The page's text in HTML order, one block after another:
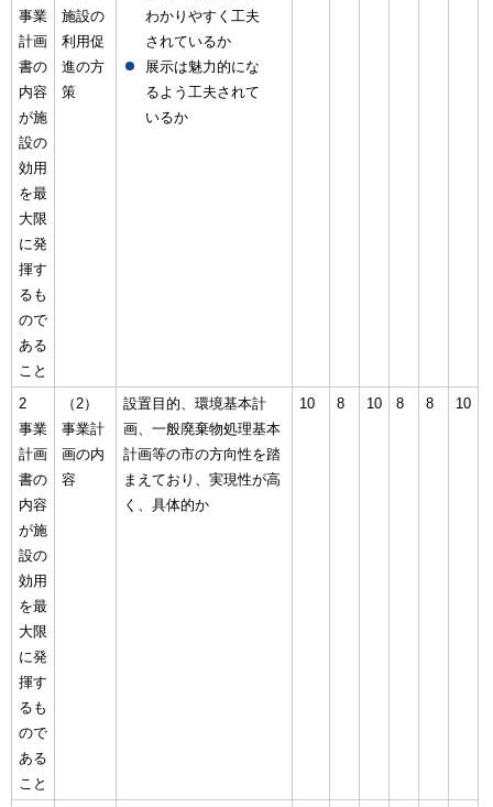
事業
計画
書の
内容
が施
設の
効用
を最
大限
に発
揮す
るも
ので
ある
こと
施設の
利用促
進の方
策
わかりやすく工夫
されているか
展示は魅力的にな
るよう工夫されて
いるか
2
事業
計画
書の
内容
が施
設の
効用
を最
大限
に発
揮す
るも
ので
ある
こと
（2）
事業計
画の内
容
設置目的、環境基本計
画、一般廃棄物処理基本
計画等の市の方向性を踏
まえており、実現性が高
く、具体的か
10 8 10 8 8 10